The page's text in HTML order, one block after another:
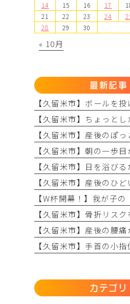
14
15 16 17
21
22 23 24
28
29 30
« 10月
最新記事
カテゴリ